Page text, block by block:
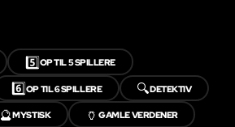
5️⃣OP TIL 5 SPILLERE
6️⃣OP TIL 6 SPILLERE 🔍DETEKTIV
🔮MYSTISK 🏺GAMLE VERDENER